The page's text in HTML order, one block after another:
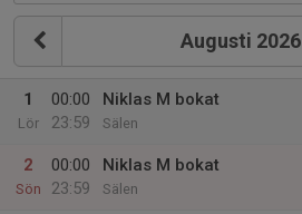
Augusti 2026
1
Lör
00:00
23:59
Niklas M bokat
Sälen
2
Sön
00:00
23:59
Niklas M bokat
Sälen